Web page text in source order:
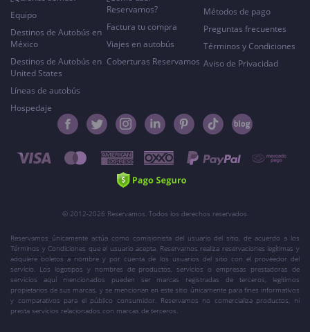
Equipo
Destinos de Autobús en
México
Destinos de Autobús en
United States
Líneas de autobús
Hospedaje
Reservamos?
Factura tu compra
Viajes en autobús
Coberturas Reservamos
Métodos de pago
Preguntas frecuentes
Términos y Condiciones
Aviso de Privacidad
© 2012-2026 Reservamos. Todos los derechos reservados.
Reservamos únicamente actúa como comisionista del usuario del sitio, de acuerdo a los
Términos y Condiciones que el usuario acepta. Reservamos realiza reservaciones legítimas y
adquiere boletos a nombre y por cuenta de los usuarios del sitio con el proveedor del
servicio. Los logotipos y nombres de productos, servicios o empresas prestadoras de
servicios aquí mencionados pueden ser marcas registradas de terceros, legítimos
propietarios de sus marcas, y se mencionan en este sitio únicamente para fines informativos
y comparativos para el público consumidor. Reservamos no comercializa productos, ni
presta servicios relacionados con marcas de terceros.